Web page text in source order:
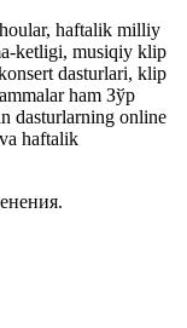
haftalik milliy
ketligi, musiqiy klip
dasturlari, klip
ham Зўр
dasturlarning online
haftalik